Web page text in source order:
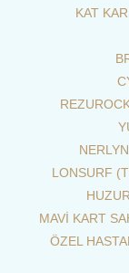
KAT
LONSURF
MAVİ KART
ÖZEL